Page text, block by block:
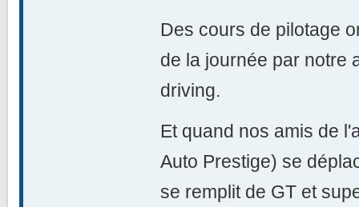
Des cours de pilotage
de la journée par notre
driving.
Et quand nos amis de
Auto Prestige) se
se remplit de GT et